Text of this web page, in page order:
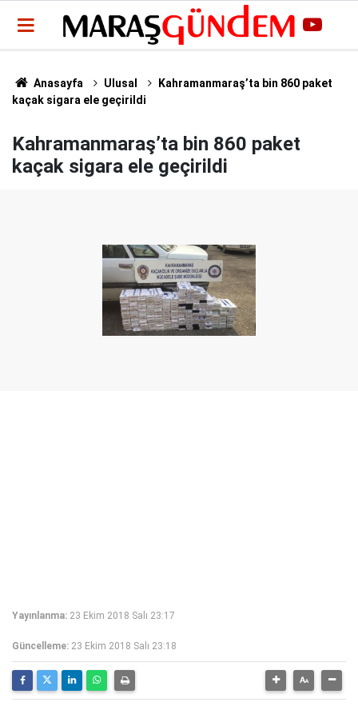
Anasayfa Ulusal
Kahramanmaraş’ta bin 860 paket
kaçak sigara ele geçirildi
Kahramanmaraş’ta bin 860 paket
kaçak sigara ele geçirildi
Yayınlanma: 23 Ekim 2018 Salı 23:17
Güncelleme: 23 Ekim 2018 Salı 23:18